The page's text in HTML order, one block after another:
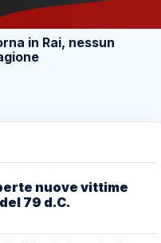
in Rai, nessun
nuove vittime
79 d.C.